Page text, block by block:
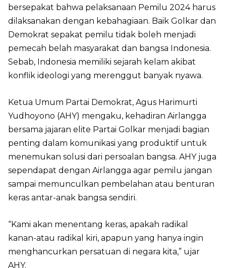
bersepakat bahwa pelaksanaan Pemilu 2024 harus
dilaksanakan dengan kebahagiaan. Baik Golkar dan
Demokrat sepakat pemilu tidak boleh menjadi
pemecah belah masyarakat dan bangsa Indonesia.
Sebab, Indonesia memiliki sejarah kelam akibat
konflik ideologi yang merenggut banyak nyawa.
Ketua Umum Partai Demokrat, Agus Harimurti
Yudhoyono (AHY) mengaku, kehadiran Airlangga
bersama jajaran elite Partai Golkar menjadi bagian
penting dalam komunikasi yang produktif untuk
menemukan solusi dari persoalan bangsa. AHY juga
sependapat dengan Airlangga agar pemilu jangan
sampai memunculkan pembelahan atau benturan
keras antar-anak bangsa sendiri.
“Kami akan menentang keras, apakah radikal
kanan-atau radikal kiri, apapun yang hanya ingin
menghancurkan persatuan di negara kita,” ujar
AHY.